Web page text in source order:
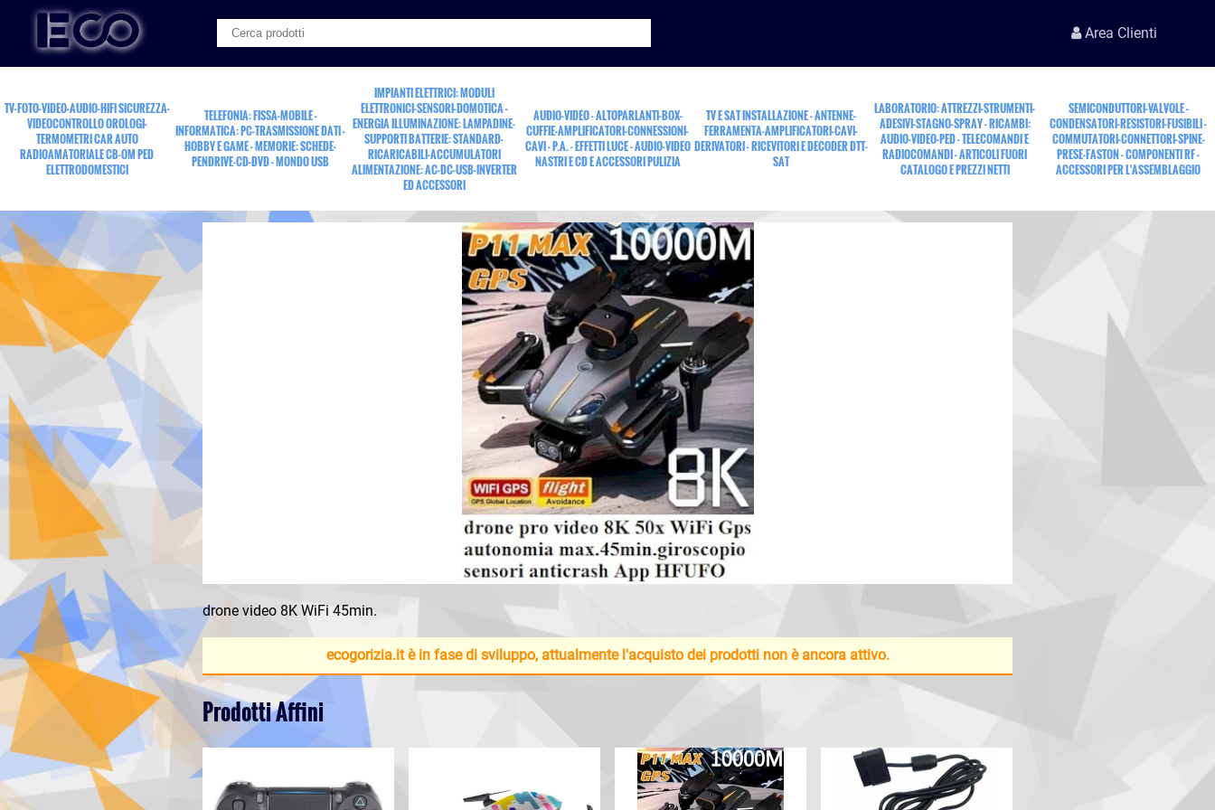
Area Clienti
TV-FOTO-VIDEO-AUDIO-HIFI SICUREZZA-
VIDEOCONTROLLO OROLOGI-
TERMOMETRI CAR AUTO
RADIOAMATORIALE CB-OM PED
ELETTRODOMESTICI
TELEFONIA: FISSA-MOBILE -
INFORMATICA: PC-TRASMISSIONE DATI -
HOBBY E GAME - MEMORIE: SCHEDE-
PENDRIVE-CD-DVD - MONDO USB
IMPIANTI ELETTRICI: MODULI
ELETTRONICI-SENSORI-DOMOTICA -
ENERGIA ILLUMINAZIONE: LAMPADINE-
SUPPORTI BATTERIE: STANDARD-
RICARICABILI-ACCUMULATORI
ALIMENTAZIONE: AC-DC-USB-INVERTER
ED ACCESSORI
AUDIO-VIDEO - ALTOPARLANTI-BOX-
CUFFIE-AMPLIFICATORI-CONNESSIONI-
CAVI - P.A. - EFFETTI LUCE - AUDIO-VIDEO
NASTRI E CD E ACCESSORI PULIZIA
TV E SAT INSTALLAZIONE - ANTENNE-
FERRAMENTA-AMPLIFICATORI-CAVI-
DERIVATORI - RICEVITORI E DECODER DTT-
SAT
LABORATORIO: ATTREZZI-STRUMENTI-
ADESIVI-STAGNO-SPRAY - RICAMBI:
AUDIO-VIDEO-PED - TELECOMANDI E
RADIOCOMANDI - ARTICOLI FUORI
CATALOGO E PREZZI NETTI
SEMICONDUTTORI-VALVOLE -
CONDENSATORI-RESISTORI-FUSIBILI -
COMMUTATORI-CONNETTORI-SPINE-
PRESE-FASTON - COMPONENTI RF -
ACCESSORI PER L'ASSEMBLAGGIO
drone video 8K WiFi 45min.
drone video 8K WiFi 45min.
ecogorizia.it è in fase di sviluppo, attualmente l'acquisto dei prodotti non è ancora attivo.
Prodotti Affini